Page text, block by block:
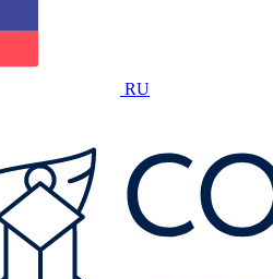
RU